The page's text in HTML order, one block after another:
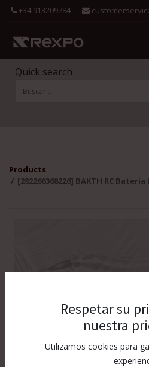
+34 913209784
Quick search
Products
[282266368226] BAKTH RC
Respetar su
nuestra
Utilizamos cookies para